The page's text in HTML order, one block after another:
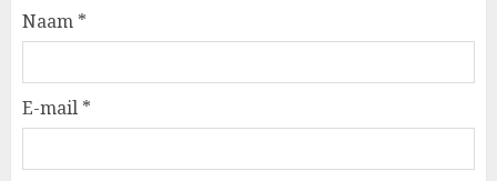
Naam *
E-mail *